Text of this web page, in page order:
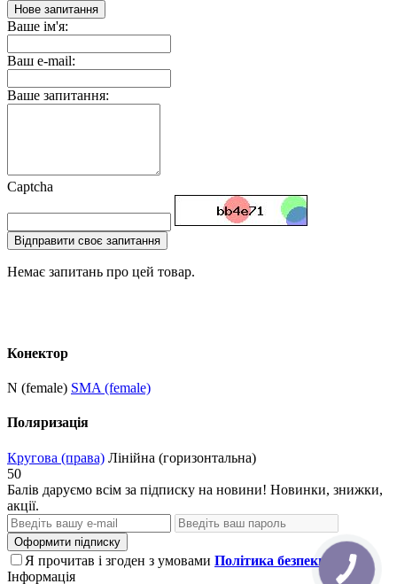
Нове запитання
Ваше ім'я:
Ваш e-mail:
Ваше запитання:
Captcha
Відправити своє запитання
Немає запитань про цей товар.
Конектор
N (female) SMA (female)
Поляризація
Кругова (права) Лінійна (горизонтальна)
50
Балів даруємо всім за підписку на новини! Новинки, знижки,
акції.
Оформити підписку
Я прочитав і згоден з умовами Політика безпеки
Інформація